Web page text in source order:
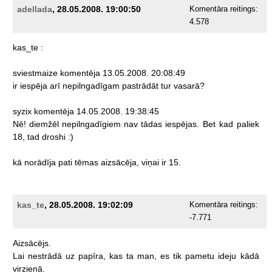
adellada, 28.05.2008. 19:00:50
Komentāra reitings:
4.578
kas_te :
sviestmaize komentēja 13.05.2008. 20:08:49
ir iespēja arī nepilngadīgam pastrādāt tur vasarā?
syzix komentēja 14.05.2008. 19:38:45
Nē! diemžēl nepilngadīgiem nav tādas iespējas. Bet kad paliek
18, tad droshi :)
kā norādīja pati tēmas aizsācēja, viņai ir 15.
kas_te, 28.05.2008. 19:02:09
Komentāra reitings:
-7.771
Aizsācējs.
Lai nestrādā uz papīra, kas ta man, es tik pametu ideju kādā
virzienā.